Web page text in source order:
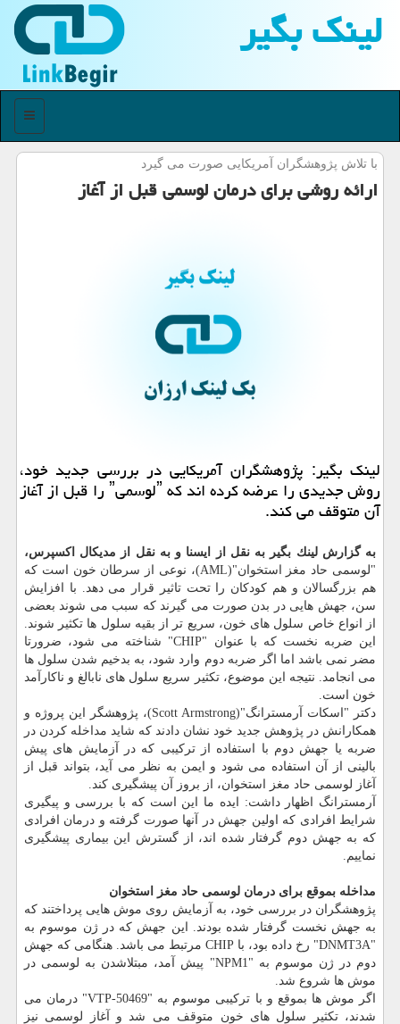
لینك بگیر
منو
با تلاش پژوهشگران آمریكایی صورت می گیرد
ارائه روشی برای درمان لوسمی قبل از آغاز
لینك بگیر: پژوهشگران آمریكایی در بررسی جدید خود،
روش جدیدی را عرضه كرده اند كه ˮلوسمیˮ را قبل از آغاز
آن متوقف می كند.
به گزارش لینك بگیر به نقل از ایسنا و به نقل از مدیكال اكسپرس،
"لوسمی حاد مغز استخوان"(AML)، نوعی از سرطان خون است كه
هم بزرگسالان و هم كودكان را تحت تاثیر قرار می دهد. با افزایش
سن، جهش هایی در بدن صورت می گیرند كه سبب می شوند بعضی
از انواع خاص سلول های خون، سریع تر از بقیه سلول ها تكثیر شوند.
این ضربه نخست كه با عنوان "CHIP" شناخته می شود، ضرورتا
مضر نمی باشد اما اگر ضربه دوم وارد شود، به بدخیم شدن سلول ها
می انجامد. نتیجه این موضوع، تكثیر سریع سلول های نابالغ و ناكارآمد
خون است.
دكتر "اسكات آرمسترانگ"(Scott Armstrong)، پژوهشگر این پروژه و
همكارانش در پژوهش جدید خود نشان دادند كه شاید مداخله كردن در
ضربه یا جهش دوم با استفاده از تركیبی كه در آزمایش های پیش
بالینی از آن استفاده می شود و ایمن به نظر می آید، بتواند قبل از
آغاز لوسمی حاد مغز استخوان، از بروز آن پیشگیری كند.
آرمسترانگ اظهار داشت: ایده ما این است كه با بررسی و پیگیری
شرایط افرادی كه اولین جهش در آنها صورت گرفته و درمان افرادی
كه به جهش دوم گرفتار شده اند، از گسترش این بیماری پیشگیری
نماییم.
مداخله بموقع برای درمان لوسمی حاد مغز استخوان
پژوهشگران در بررسی خود، به آزمایش روی موش هایی پرداختند كه
به جهش نخست گرفتار شده بودند. این جهش كه در ژن موسوم به
"DNMT3A" رخ داده بود، با CHIP مرتبط می باشد. هنگامی كه جهش
دوم در ژن موسوم به "NPM1" پیش آمد، مبتلاشدن به لوسمی در
موش ها شروع شد.
اگر موش ها بموقع و با تركیبی موسوم به "VTP-50469" درمان می
شدند، تكثیر سلول های خون متوقف می شد و آغاز لوسمی نیز